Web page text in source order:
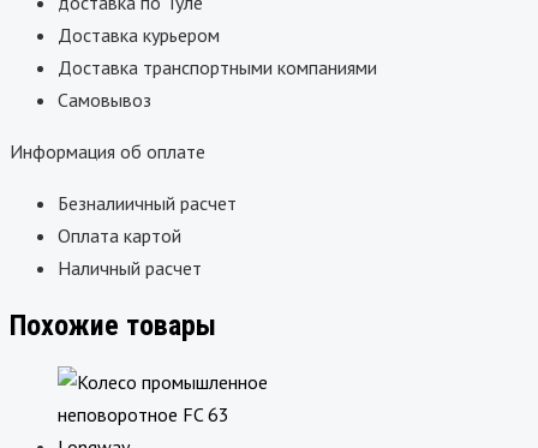
Доставка курьером
Доставка транспортными компаниями
Самовывоз
Информация об оплате
Безналиичный расчет
Оплата картой
Наличный расчет
Похожие товары